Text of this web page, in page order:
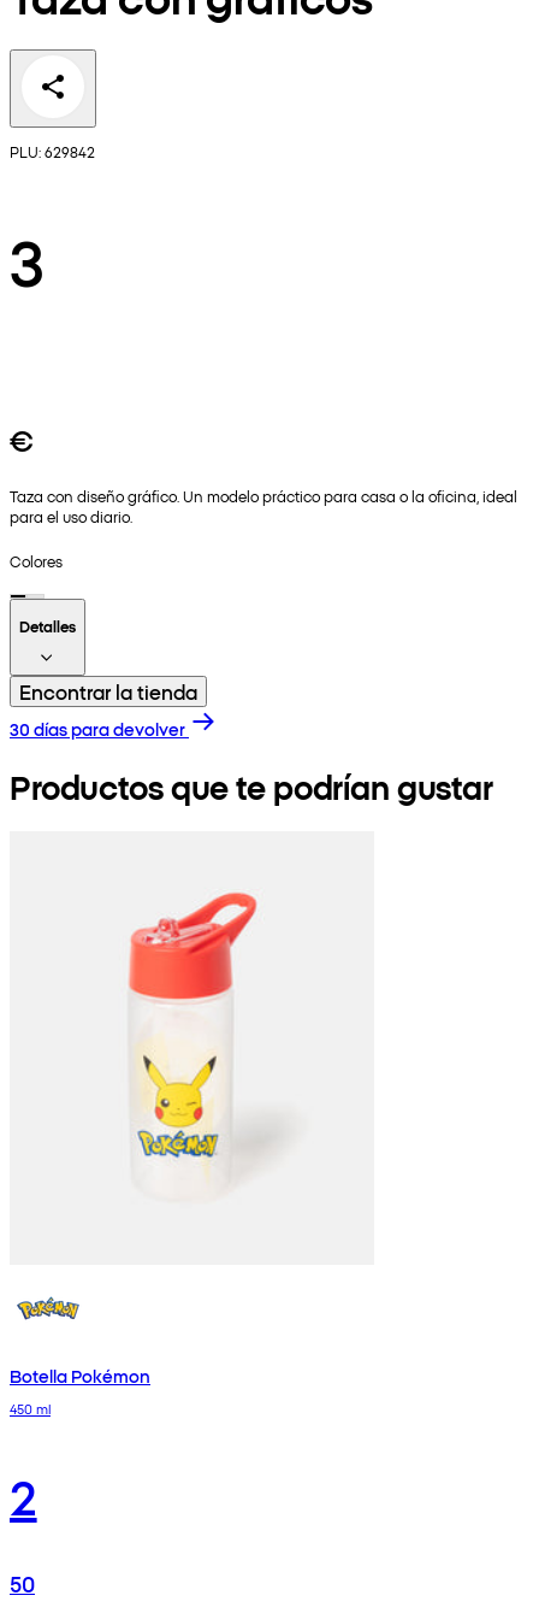
PLU: 629842
3
€
Taza con diseño gráfico. Un modelo práctico para casa o la oficina, ideal
para el uso diario.
Colores
Detalles
Encontrar la tienda
30 días para devolver
Productos que te podrían gustar
Botella Pokémon
450 ml
2
50